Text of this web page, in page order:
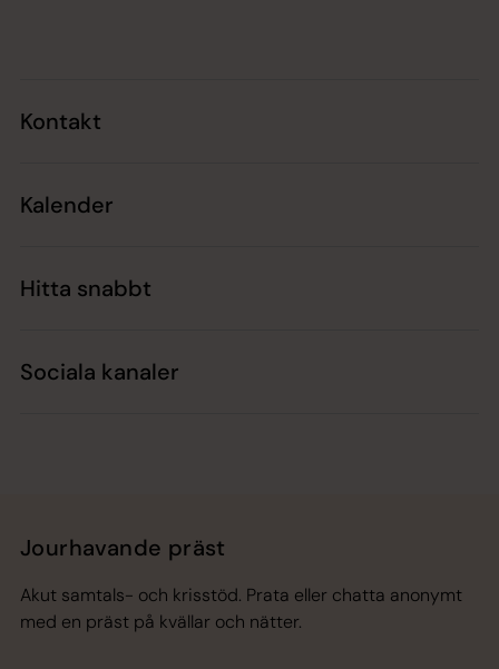
Kontakt
Kalender
Hitta snabbt
Sociala kanaler
Jourhavande präst
Akut samtals- och krisstöd. Prata eller chatta anonymt
med en präst på kvällar och nätter.